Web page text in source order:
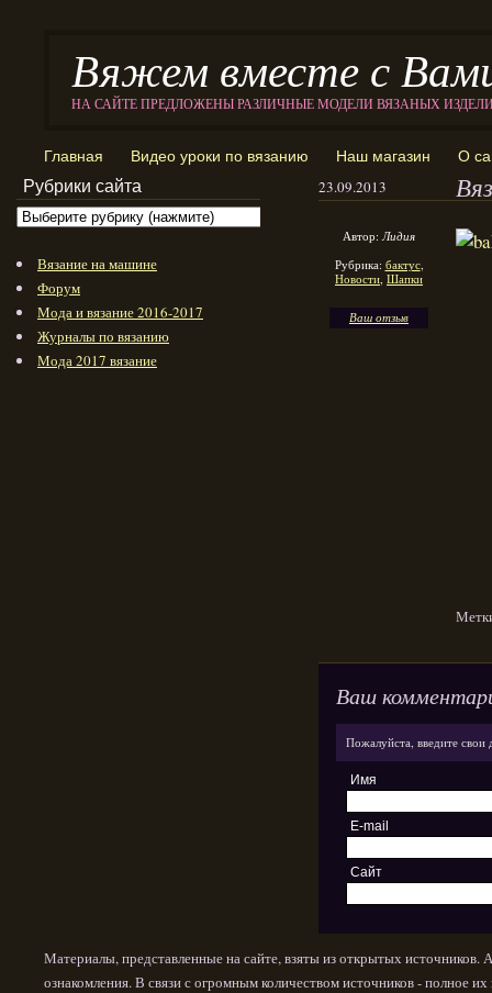
Вяжем вместе с
НА САЙТЕ ПРЕДЛОЖЕНЫ РАЗЛИЧНЫЕ МОДЕЛИ ВЯЗАНЫХ
Главная Видео уроки по вязанию Наш магазин О
23.09.2013
Автор:Лидия
Рубрика: бактус,
Новости, Шапки
Ваш отзыв
Ваш
Пожалуйста, введите
Имя
E-mail
Сайт
Рубрики сайта
Вязание на машине
Форум
Мода и вязание 2016-2017
Журналы по вязанию
Мода 2017 вязание
Материалы, представленные на сайте, взяты из открытых
ознакомления. В связи с огромным количеством источников - полное